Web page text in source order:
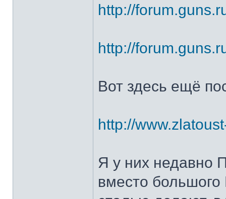
http://
http://
Вот здесь ещё
http://
Я у них недавно
вместо